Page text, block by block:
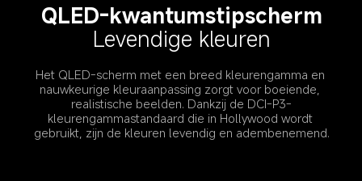
QLED-kwantumstipscherm
Levendige kleuren
Het QLED-scherm met een breed kleurengamma en
nauwkeurige kleuraanpassing zorgt voor boeiende,
realistische beelden. Dankzij de DCI-P3-
kleurengammastandaard die in Hollywood wordt
gebruikt, zijn de kleuren levendig en adembenemend.